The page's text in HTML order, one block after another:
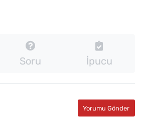
Soru İpucu